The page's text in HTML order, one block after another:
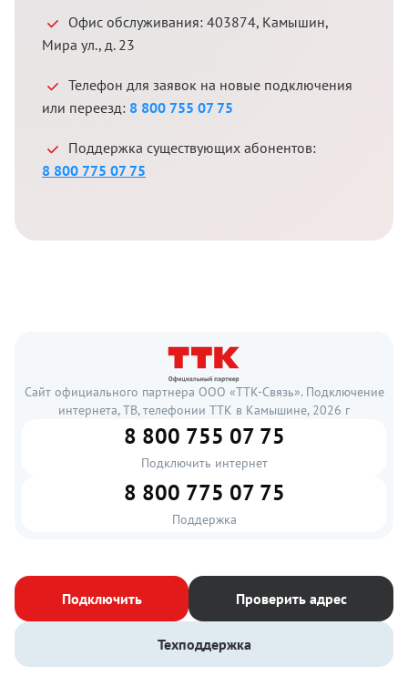
Офис обслуживания: 403874, Камышин,
Мира ул., д. 23
Телефон для заявок на новые подключения
или переезд: 8 800 755 07 75
Поддержка существующих абонентов:
8 800 775 07 75
Сайт официального партнера ООО «ТТК-Связь». Подключение
интернета, ТВ, телефонии ТТК в Камышине, 2026 г
8 800 755 07 75
Подключить интернет
8 800 775 07 75
Поддержка
Подключить Проверить адрес
Техподдержка